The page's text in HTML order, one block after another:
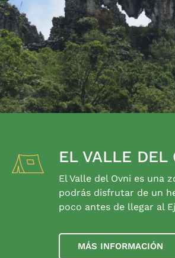
EL VALLE DEL
El Valle del Ovni es una
podrás disfrutar de un
poco antes de llegar al
MÁS INFORMACIÓN